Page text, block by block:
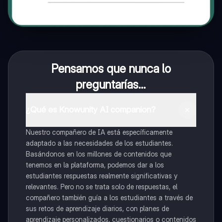
Pensamos que nunca lo
preguntarías...
Nuestro compañero de IA está específicamente
adaptado a las necesidades de los estudiantes.
Basándonos en los millones de contenidos que
tenemos en la plataforma, podemos dar a los
estudiantes respuestas realmente significativas y
relevantes. Pero no se trata solo de respuestas, el
compañero también guía a los estudiantes a través de
sus retos de aprendizaje diarios, con planes de
aprendizaje personalizados, cuestionarios o contenidos